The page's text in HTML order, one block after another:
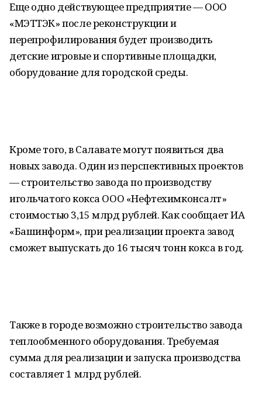
Еще одно действующее предприятие — ООО
«МЭТТЭК» после реконструкции и
перепрофилирования будет производить
детские игровые и спортивные площадки,
оборудование для городской среды.
Кроме того, в Салавате могут появиться два
новых завода. Один из перспективных проектов
— строительство завода по производству
игольчатого кокса ООО «Нефтехимконсалт»
стоимостью 3,15 млрд рублей. Как сообщает ИА
«Башинформ», при реализации проекта завод
сможет выпускать до 16 тысяч тонн кокса в год.
Также в городе возможно строительство завода
теплообменного оборудования. Требуемая
сумма для реализации и запуска производства
составляет 1 млрд рублей.